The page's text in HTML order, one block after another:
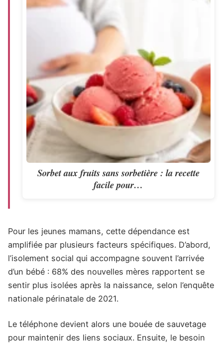
Sorbet aux fruits sans sorbetière : la recette
facile pour…
Pour les jeunes mamans, cette dépendance est
amplifiée par plusieurs facteurs spécifiques. D’abord,
l’isolement social qui accompagne souvent l’arrivée
d’un bébé : 68% des nouvelles mères rapportent se
sentir plus isolées après la naissance, selon l’enquête
nationale périnatale de 2021.
Le téléphone devient alors une bouée de sauvetage
pour maintenir des liens sociaux. Ensuite, le besoin